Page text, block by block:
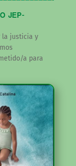
JEP-
la justicia y
a para